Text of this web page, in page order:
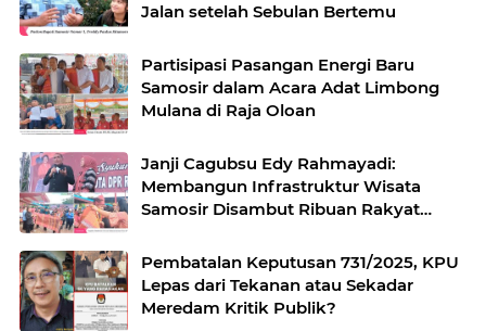
Jalan setelah Sebulan Bertemu
Partisipasi Pasangan Energi Baru
Samosir dalam Acara Adat Limbong
Mulana di Raja Oloan
Janji Cagubsu Edy Rahmayadi:
Membangun Infrastruktur Wisata
Samosir Disambut Ribuan Rakyat
Pembatalan Keputusan 731/2025, KPU
Lepas dari Tekanan atau Sekadar
Meredam Kritik Publik?